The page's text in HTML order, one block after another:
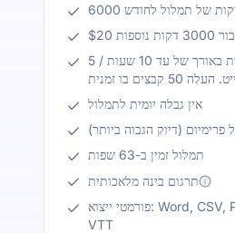
דקות של תמלול לחודש
דקות נוספות
כל קובץ יכול להיות באורך של עד 10 שעות / 5
אין גבלה יומית לתמלול
פרימיום (דיוק הגבוה ביותר)
תמלול זמין ב-63 שפות
תרגום בינה מלאכותית
פורמטי ייצוא: Word, CSV, PDF, TXT, SRT,
VTT